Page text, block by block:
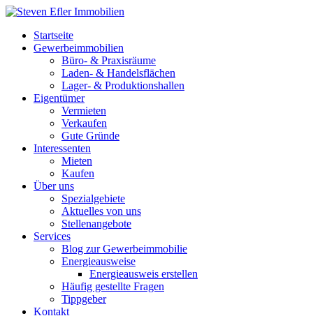
Startseite
Gewerbeimmobilien
Büro- & Praxisräume
Laden- & Handelsflächen
Lager- & Produktionshallen
Eigentümer
Vermieten
Verkaufen
Gute Gründe
Interessenten
Mieten
Kaufen
Über uns
Spezialgebiete
Aktuelles von uns
Stellenangebote
Services
Blog zur Gewerbeimmobilie
Energieausweise
Energieausweis erstellen
Häufig gestellte Fragen
Tippgeber
Kontakt